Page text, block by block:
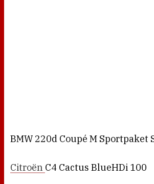
BMW 220d Coupé M Sportpaket
Citroën C4 Cactus BlueHDi 100